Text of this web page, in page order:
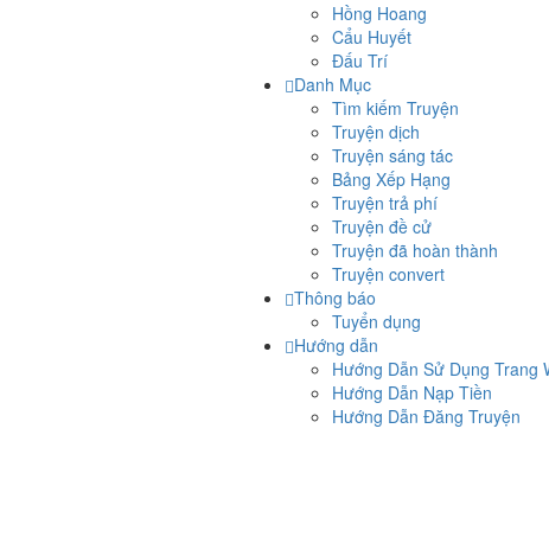
Hồng Hoang
Cẩu Huyết
Đấu Trí
Danh Mục
Tìm kiếm Truyện
Truyện dịch
Truyện sáng tác
Bảng Xếp Hạng
Truyện trả phí
Truyện đề cử
Truyện đã hoàn thành
Truyện convert
Thông báo
Tuyển dụng
Hướng dẫn
Hướng Dẫn Sử Dụng Trang
Hướng Dẫn Nạp Tiền
Hướng Dẫn Đăng Truyện